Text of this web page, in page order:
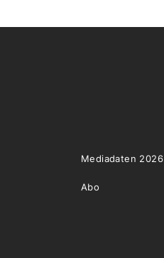
Mediadaten 2026
Abo